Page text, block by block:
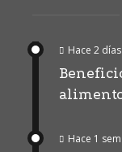
Hace 2 días
Hace 1